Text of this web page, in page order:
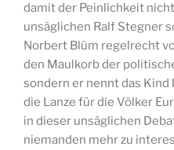
damit der Peinlichkeit
unsäglichen Ralf Stegner
Norbert Blüm regelrecht
den Maulkorb der
sondern er nennt das Kind
die Lanze für die Völker
in dieser unsäglichen
niemanden mehr zu